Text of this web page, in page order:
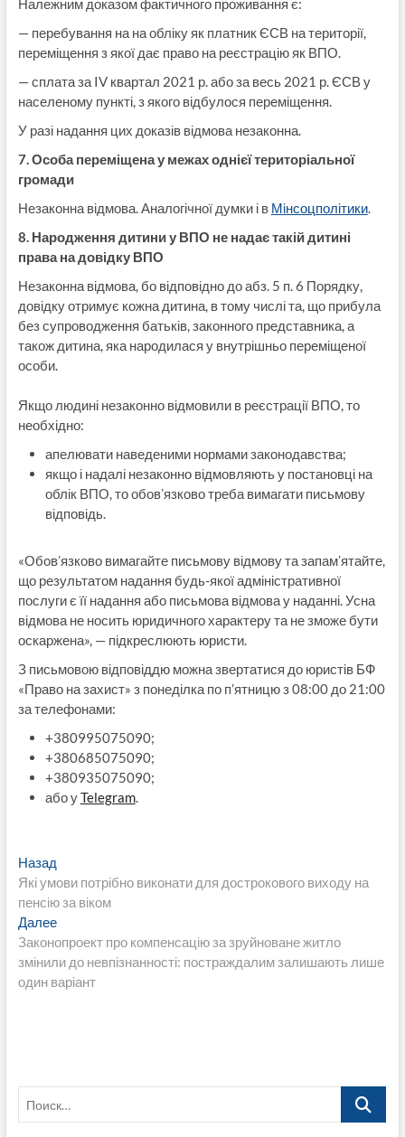
Належним доказом фактичного проживання є:
— перебування на на обліку як платник ЄСВ на території,
переміщення з якої дає право на реєстрацію як ВПО.
— сплата за IV квартал 2021 р. або за весь 2021 р. ЄСВ у
населеному пункті, з якого відбулося переміщення.
У разі надання цих доказів відмова незаконна.
7. Особа переміщена у межах однієї територіальної
громади
Незаконна відмова. Аналогічної думки і в Мінсоцполітики.
8. Народження дитини у ВПО не надає такій дитині
права на довідку ВПО
Незаконна відмова, бо відповідно до абз. 5 п. 6 Порядку,
довідку отримує кожна дитина, в тому числі та, що прибула
без супроводження батьків, законного представника, а
також дитина, яка народилася у внутрішньо переміщеної
особи.
Якщо людині незаконно відмовили в реєстрації ВПО, то
необхідно:
апелювати наведеними нормами законодавства;
якщо і надалі незаконно відмовляють у постановці на
облік ВПО, то обовʼязково треба вимагати письмову
відповідь.
«Обовʼязково вимагайте письмову відмову та запамʼятайте,
що результатом надання будь-якої адміністративної
послуги є її надання або письмова відмова у наданні. Усна
відмова не носить юридичного характеру та не зможе бути
оскаржена», — підкреслюють юристи.
З письмовою відповіддю можна звертатися до юристів БФ
«Право на захист» з понеділка по п’ятницю з 08:00 до 21:00
за телефонами:
+380995075090;
+380685075090;
+380935075090;
або уTelegram.
Навигация
по
записям
НазадПредыдущая
запись:
Які умови потрібно виконати для дострокового виходу на
пенсію за віком
ДалееСледующая
запись:
Законопроект про компенсацію за зруйноване житло
змінили до невпізнанності: постраждалим залишають лише
один варіант
Поиск…